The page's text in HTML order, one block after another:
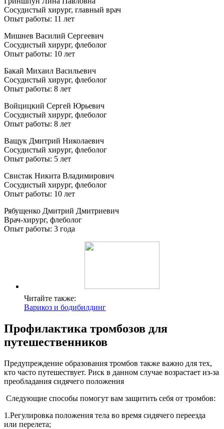
Сосудистый хирург, главный врач
Опыт работы: 11 лет
Мишнев Василий Сергеевич
Сосудистый хирург, флеболог
Опыт работы: 10 лет
Бакай Михаил Васильевич
Сосудистый хирург, флеболог
Опыт работы: 8 лет
Войцицкий Сергей Юрьевич
Сосудистый хирург, флеболог
Опыт работы: 8 лет
Ващук Дмитрий Николаевич
Сосудистый хирург, флеболог
Опыт работы: 5 лет
Свистак Никита Владимирович
Сосудистый хирург, флеболог
Опыт работы: 10 лет
Рябущенко Дмитрий Дмитриевич
Врач-хирург, флеболог
Опыт работы: 3 года
Читайте также:
Варикоз и бодибилдинг
Профилактика тромбозов для
путешественников
Предупреждение образования тромбов также важно для тех,
кто часто путешествует. Риск в данном случае возрастает из-за
преобладания сидячего положения
Следующие способы помогут вам защитить себя от тромбов:
1.Регулировка положения тела во время сидячего переезда
или перелета;